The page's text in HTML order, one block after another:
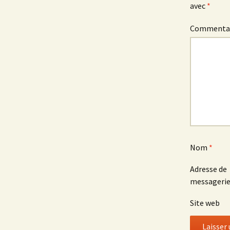
avec *
Nom *
Adresse de
messagerie
Site web